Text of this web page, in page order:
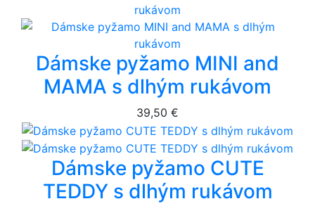
Dámske pyžamo MINI and
MAMA s dlhým rukávom
39,50 €
Dámske pyžamo CUTE
TEDDY s dlhým rukávom